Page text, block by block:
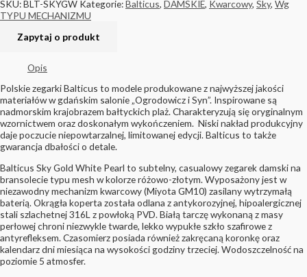
SKU:BLT-SKYGW Kategorie:Balticus, DAMSKIE, Kwarcowy, Sky, Wg
TYPU MECHANIZMU
Opis
Polskie zegarki Balticus to modele produkowane z najwyższej jakości
materiałów w gdańskim salonie „Ogrodowicz i Syn”. Inspirowane są
nadmorskim krajobrazem bałtyckich plaż. Charakteryzują się oryginalnym
wzornictwem oraz doskonałym wykończeniem. Niski nakład produkcyjny
daje poczucie niepowtarzalnej, limitowanej edycji. Balticus to także
gwarancja dbałości o detale.
Balticus Sky Gold White Pearl to subtelny, casualowy zegarek damski na
bransolecie typu mesh w kolorze różowo-złotym. Wyposażony jest w
niezawodny mechanizm kwarcowy (Miyota GM10) zasilany wytrzymałą
baterią. Okrągła koperta została odlana z antykorozyjnej, hipoalergicznej
stali szlachetnej 316L z powłoką PVD. Białą tarczę wykonaną z masy
perłowej chroni niezwykle twarde, lekko wypukłe szkło szafirowe z
antyrefleksem. Czasomierz posiada również zakręcaną koronkę oraz
kalendarz dni miesiąca na wysokości godziny trzeciej. Wodoszczelność na
poziomie 5 atmosfer.